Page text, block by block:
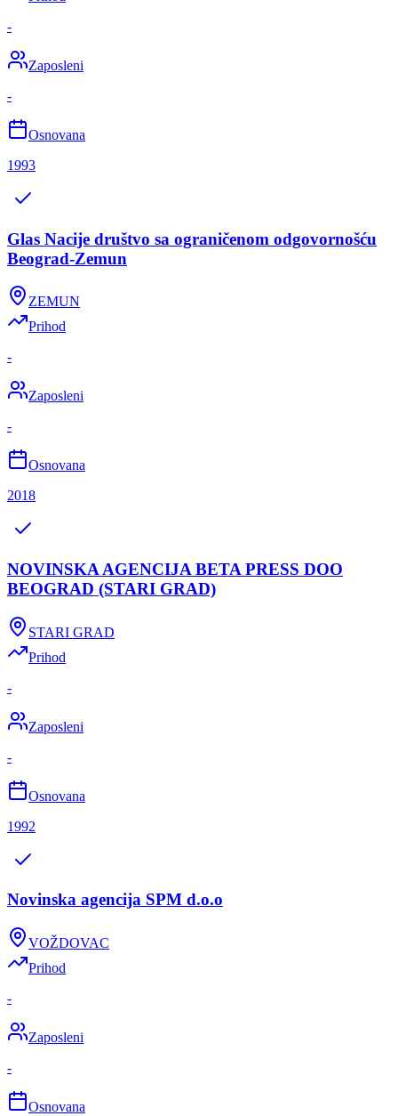
-
Zaposleni
-
Osnovana
1993
Glas Nacije društvo sa ograničenom odgovornošću
Beograd-Zemun
ZEMUN
Prihod
-
Zaposleni
-
Osnovana
2018
NOVINSKA AGENCIJA BETA PRESS DOO
BEOGRAD (STARI GRAD)
STARI GRAD
Prihod
-
Zaposleni
-
Osnovana
1992
Novinska agencija SPM d.o.o
VOŽDOVAC
Prihod
-
Zaposleni
-
Osnovana